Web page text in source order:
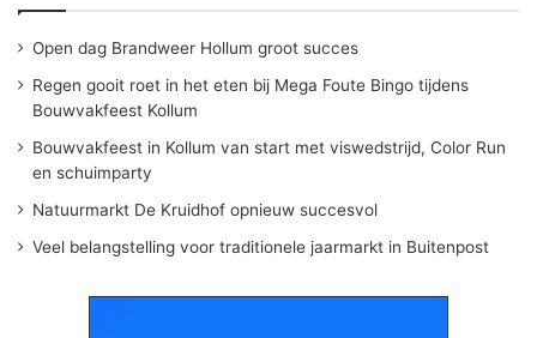
Open dag Brandweer Hollum groot succes
Regen gooit roet in het eten bij Mega Foute Bingo tijdens
Bouwvakfeest Kollum
Bouwvakfeest in Kollum van start met viswedstrijd, Color Run
en schuimparty
Natuurmarkt De Kruidhof opnieuw succesvol
Veel belangstelling voor traditionele jaarmarkt in Buitenpost